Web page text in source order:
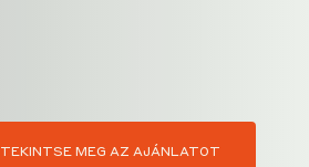
TEKINTSE MEG AZ AJÁNLATOT